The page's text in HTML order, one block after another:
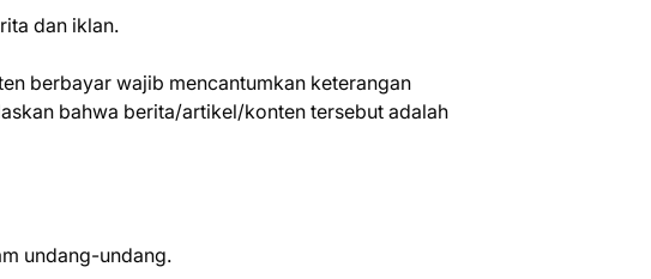
dan iklan.
berbayar wajib mencantumkan keterangan
bahwa berita/artikel/konten tersebut adalah
undang-undang.